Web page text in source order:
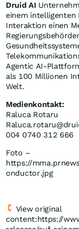
Druid AI
einem intelligenten
Interaktion einen
Agentic AI-
als 100 Millionen
Welt.
Medienkontakt:
Raluca Rotaru
004 0740 312 666
Foto –
https://
onductor.jpg
View original
content:https://